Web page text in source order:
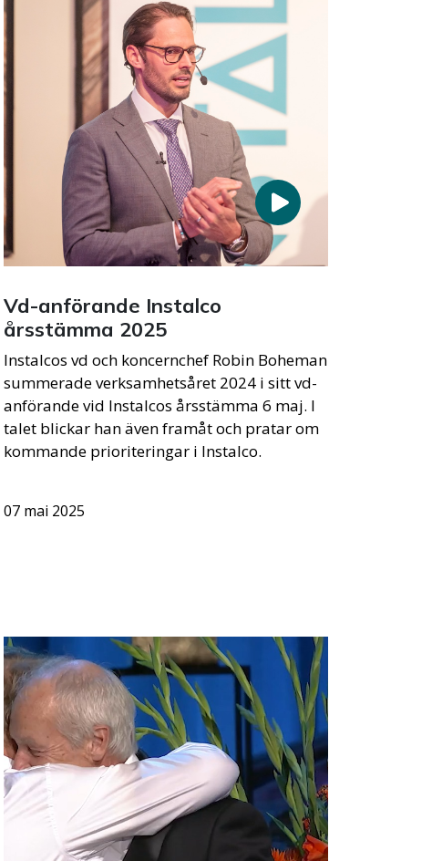
Vd-anförande Instalco
årsstämma 2025
Instalcos vd och koncernchef Robin Boheman
summerade verksamhetsåret 2024 i sitt vd-
anförande vid Instalcos årsstämma 6 maj. I
talet blickar han även framåt och pratar om
kommande prioriteringar i Instalco.
07 mai 2025